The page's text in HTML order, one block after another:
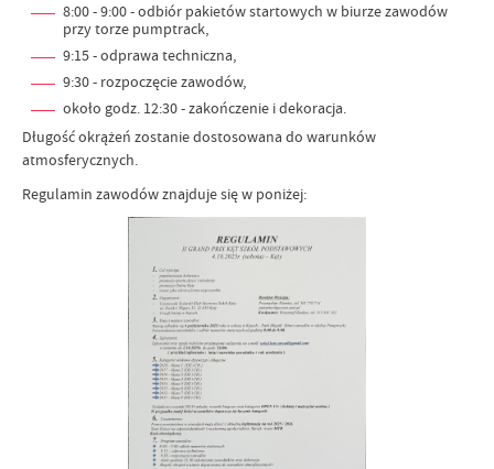
8:00 - 9:00 - odbiór pakietów startowych w biurze zawodów
przy torze pumptrack,
9:15 - odprawa techniczna,
9:30 - rozpoczęcie zawodów,
około godz. 12:30 - zakończenie i dekoracja.
Długość okrążeń zostanie dostosowana do warunków
atmosferycznych.
Regulamin zawodów znajduje się w poniżej: